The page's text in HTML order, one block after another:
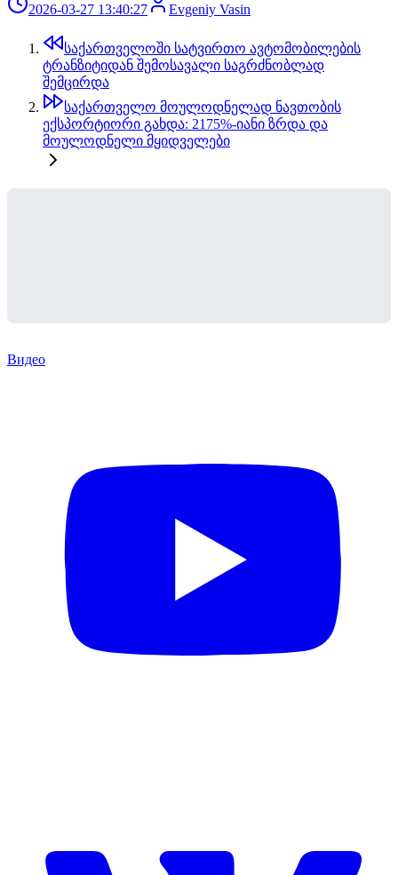
2026-03-27 13:40:27
Evgeniy Vasin
საქართველოში სატვირთო ავტომობილების
ტრანზიტიდან შემოსავალი საგრძნობლად
შემცირდა
საქართველო მოულოდნელად ნავთობის
ექსპორტიორი გახდა: 2175%-იანი ზრდა და
მოულოდნელი მყიდველები
Видео